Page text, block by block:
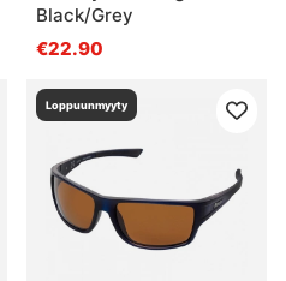
Black/Grey
€22.90
Loppuunmyyty